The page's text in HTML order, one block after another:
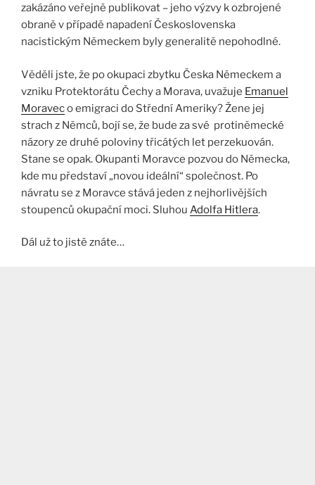
zakázáno veřejně publikovat – jeho výzvy k ozbrojené
obraně v případě napadení Československa
nacistickým Německem byly generalitě nepohodlné.
Věděli jste, že po okupaci zbytku Česka Německem a
vzniku Protektorátu Čechy a Morava, uvažuje Emanuel
Moraveco emigraci do Střední Ameriky? Žene jej
strach z Němců, bojí se, že bude za své protiněmecké
názory ze druhé poloviny třicátých let perzekuován.
Stane se opak. Okupanti Moravce pozvou do Německa,
kde mu představí „novou ideální“ společnost. Po
návratu se z Moravce stává jeden z nejhorlivějších
stoupenců okupační moci. Sluhou Adolfa Hitlera.
Dál už to jistě znáte…